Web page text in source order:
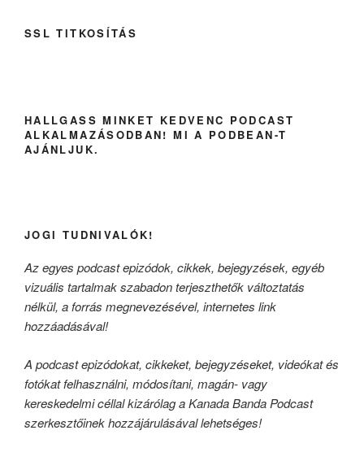
SSL TITKOSÍTÁS
HALLGASS MINKET KEDVENC PODCAST
ALKALMAZÁSODBAN! MI A PODBEAN-T
AJÁNLJUK.
JOGI TUDNIVALÓK!
Az egyes podcast epizódok, cikkek, bejegyzések, egyéb
vizuális tartalmak szabadon terjeszthetők változtatás
nélkül, a forrás megnevezésével, internetes link
hozzáadásával!
A podcast epizódokat, cikkeket, bejegyzéseket, videókat és
fotókat felhasználni, módosítani, magán- vagy
kereskedelmi céllal kizárólag a Kanada Banda Podcast
szerkesztőinek hozzájárulásával lehetséges!